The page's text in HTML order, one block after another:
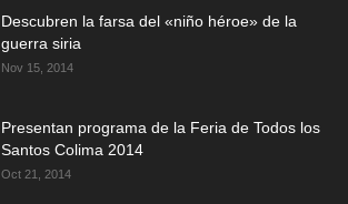
Descubren la farsa del «niño héroe» de la
guerra siria
Nov 15, 2014
Presentan programa de la Feria de Todos los
Santos Colima 2014
Oct 21, 2014